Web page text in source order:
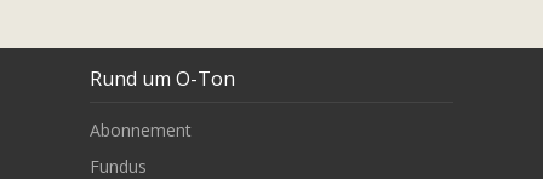
Rund um O-Ton
Abonnement
Fundus